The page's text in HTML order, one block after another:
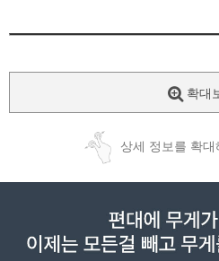
확대
상세 정보를 확